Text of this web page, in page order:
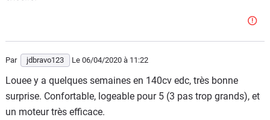
Par jdbravo123 Le 06/04/2020 à 11:22
Louee y a quelques semaines en 140cv edc, très bonne
surprise. Confortable, logeable pour 5 (3 pas trop grands), et
un moteur très efficace.